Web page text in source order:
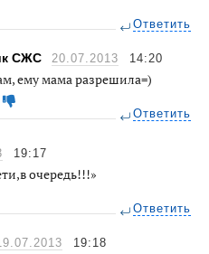
Ответить
СЖС 20.07.2013 14:20
ему мама разрешила=)
Ответить
19:17
очередь!!!»
Ответить
19:18